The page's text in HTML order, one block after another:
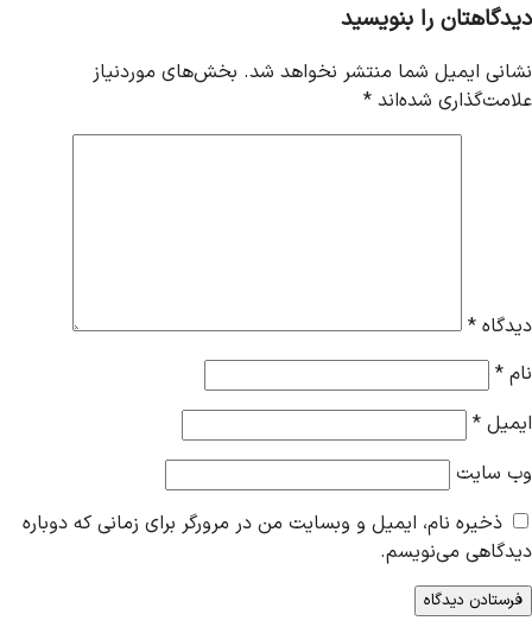
دیدگاهتان را بنویسید
نشانی ایمیل شما منتشر نخواهد شد. بخش‌های موردنیاز
علامت‌گذاری شده‌اند *
دیدگاه *
نام *
ایمیل *
وب‌ سایت
ذخیره نام، ایمیل و وبسایت من در مرورگر برای زمانی که دوباره
دیدگاهی می‌نویسم.